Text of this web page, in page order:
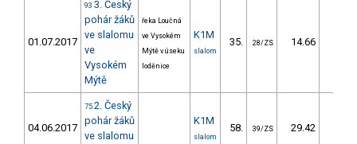
01.07.2017
93 3. Český
pohár žáků
ve slalomu
ve
Vysokém
Mýtě
řeka Loučná
ve Vysokém
Mýtě v úseku
loděnice
K1M
slalom
35. 28/ZS 14.66
04.06.2017
75 2. Český
pohár žáků
ve slalomu
K1M
slalom
58. 39/ZS 29.42